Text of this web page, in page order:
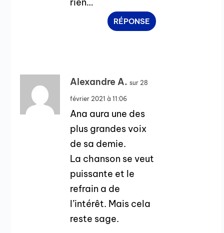
RÉPONSE
Alexandre A. sur 28
février 2021 à 11:06
Ana aura une des
plus grandes voix
de sa demie.
La chanson se veut
puissante et le
refrain a de
l’intérêt. Mais cela
reste sage.